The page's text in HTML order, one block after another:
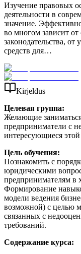
Изучение правовых
деятельности в
значение.
во многом зависит
законодательства,
средств для…
Kirjeldus
Целевая группа:
Желающие
предприниматели с
интересующиеся
Цель обучения:
Познакомить с
юридическими
предпринимателям в
Формирование
модели ведения
возможной) с целью
связанных с
требований.
Содержание курса: